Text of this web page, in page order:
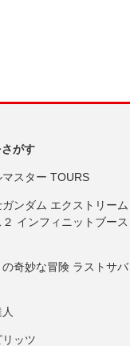
がす
マスター TOURS
ンダム エクストリーム
インフィニットブース
の奇妙な冒険 ラストサバ
ッツ